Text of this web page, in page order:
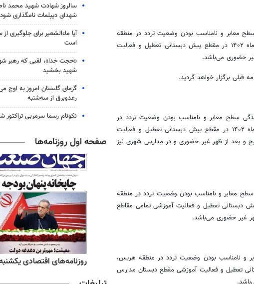
معابر و نامناسب بودن وضعیت تردد در منطقه
و ورزقان، مدارس روستایی این منطقه روز شنبه ۱۶ دی ماه ۱۴۰۲ در مقطع پیش دبستانی تعطیل و فعالیت
حضوری می‌باشد.
قبلی برگزار خواهد گردید.
سطح معابر و نامناسب بودن وضعیت تردد در
، مدارس این منطقه روز شنبه ۱۶ دی ماه ۱۴۰۲ در مقطع پیش دبستانی تعطیل و فعالیت
و بعد از ظهر غیر حضوری و در مدارس شهری نیز
سطح معابر و نامناسب بودن وضعیت تردد در منطقه
روز شنبه ۱۶ دی ماه ۱۴۰۲ در مقطع پیش دبستانی تعطیل و فعالیت آموزشی تمامی مقاطع
غیر حضوری می‌باشد.
و نامناسب بودن وضعیت تردد در منطقه هریس،
ماه ۱۴۰۲ در مقطع پیش دبستانی تعطیل و فعالیت آموزشی مقطع دبستان مدارس
سالروز شهادت شهید محمد
شهدای دیپلمات نامگذاری شود
آیا ماءالشعیر برای جلوگیری
است
«حجت خدا»، لقبی که رهبر
شهید بخشید
گرمای گلستان امروز به اوج
رعدوبرق از سه‌شنبه
نکونام رسما سرمربی تراکتور
صفحه اول روزنامه‌ها
روزنامه‌های ورزشی یکشنبه ۱۸ مرداد ۱۴۰۵ روزنامه‌های اقتصادی یکشنبه ۱۸ مرداد